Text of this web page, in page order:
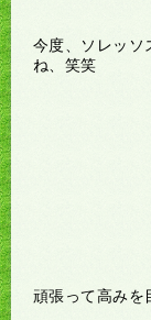
今度、ソレッソ
ね、笑笑
頑張って高みを